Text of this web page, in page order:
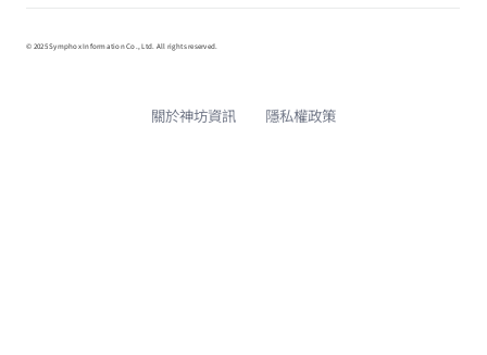
關於神坊資訊 隱私權政策
© 2025 Symphox Information Co., Ltd. All rights reserved.